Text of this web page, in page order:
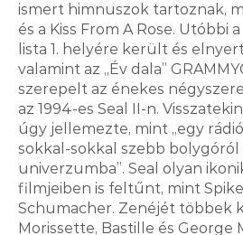
ismert himnuszok tartoznak,
és a Kiss From A Rose. Utóbbi
lista 1. helyére került és
valamint az „Év dala”
szerepelt az énekes
az 1994-es Seal II-n.
úgy jellemezte, mint „egy
sokkal-sokkal szebb
univerzumba”. Seal olyan
filmjeiben is feltűnt, mint Spike
Schumacher. Zenéjét többek
Morissette, Bastille és George